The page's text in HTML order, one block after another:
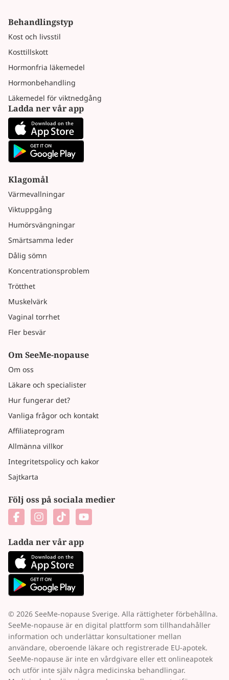
Behandlingstyp
Kost och livsstil
Kosttillskott
Hormonfria läkemedel
Hormonbehandling
Läkemedel för viktnedgång
Ladda ner vår app
Klagomål
Värmevallningar
Viktuppgång
Humörsvängningar
Smärtsamma leder
Dålig sömn
Koncentrationsproblem
Trötthet
Muskelvärk
Vaginal torrhet
Fler besvär
Om SeeMe-nopause
Om oss
Läkare och specialister
Hur fungerar det?
Vanliga frågor och kontakt
Affiliateprogram
Allmänna villkor
Integritetspolicy och kakor
Sajtkarta
Följ oss på sociala medier
Ladda ner vår app
© 2026 SeeMe-nopause Sverige. Alla rättigheter förbehållna.
SeeMe-nopause är en digital plattform som tillhandahåller
information och underlättar konsultationer mellan
användare, oberoende läkare och registrerade EU-apotek.
SeeMe-nopause är inte en vårdgivare eller ett onlineapotek
och utför inte själv några medicinska behandlingar.